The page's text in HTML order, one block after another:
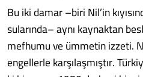
Bu iki damar –biri Nil’in
sularında– aynı kaynaktan
mefhumu ve ümmetin izzeti.
engellerle karşılaşmıştır.